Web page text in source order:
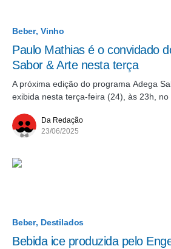
Beber Vinho
Paulo Mathias é o convidado
Sabor & Arte nesta terça
A próxima edição do programa Adega
exibida nesta terça-feira (24), às 23h, no
Da Redação
23/06/2025
Beber Destilados
Bebida ice produzida pelo